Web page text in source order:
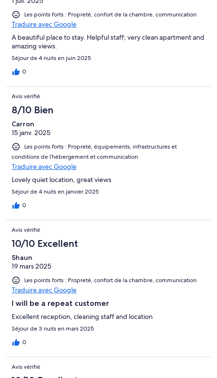
Les points forts : Propreté, confort de la chambre, communication
Traduire avec Google
A beautiful place to stay. Helpful staff; very clean apartment and
amazing views.
Séjour de 4 nuits en juin 2025
0
Avis vérifié
8/10 Bien
Carron
15 janv. 2025
Les points forts : Propreté, équipements, infrastructures et
conditions de l’hébergement et communication
Traduire avec Google
Lovely quiet location, great views
Séjour de 4 nuits en janvier 2025
0
Avis vérifié
10/10 Excellent
Shaun
19 mars 2025
Les points forts : Propreté, confort de la chambre, communication
Traduire avec Google
I will be a repeat customer
Excellent reception, cleaning staff and location
Séjour de 3 nuits en mars 2025
0
Avis vérifié